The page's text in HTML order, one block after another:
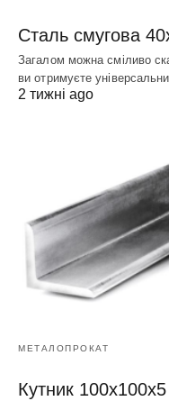
Сталь смугова
Загалом можна сміливо
ви отримуєте
2 тижні ago
МЕТАЛОПРОКАТ
Кутник